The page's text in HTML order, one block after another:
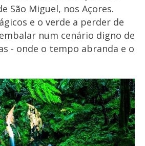
São Miguel, nos Açores.
e o verde a perder de
num cenário digno de
- onde o tempo abranda e o